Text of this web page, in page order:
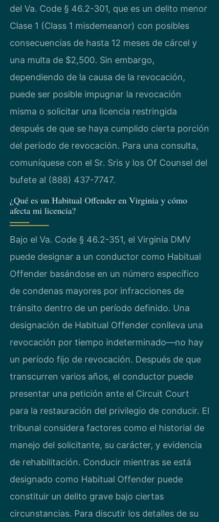
del Va. Code § 46.2-301, que es un delito menor
Clase 1 (Class 1 misdemeanor) con posibles
consecuencias de hasta 12 meses de cárcel y
una multa de $2,500. Sin embargo,
dependiendo de la causa de la revocación,
puede ser posible impugnar la revocación
misma o solicitar una licencia restringida
después de que se haya cumplido cierta porción
del período de revocación. Para una consulta,
comuníquese con el Sr. Sris y los Of Counsel del
bufete al (888) 437-7747.
¿Qué es un Habitual Offender en Virginia y cómo
afecta mi licencia?
Bajo el Va. Code § 46.2-351, el Virginia DMV
puede designar a un conductor como Habitual
Offender basándose en un número específico
de condenas mayores por infracciones de
tránsito dentro de un período definido. Una
designación de Habitual Offender conlleva una
revocación por tiempo indeterminado—no hay
un período fijo de revocación. Después de que
transcurren varios años, el conductor puede
presentar una petición ante el Circuit Court
para la restauración del privilegio de conducir. El
tribunal considera factores como el historial de
manejo del solicitante, su carácter, y evidencia
de rehabilitación. Conducir mientras se está
designado como Habitual Offender puede
constituir un delito grave bajo ciertas
circunstancias. Para discutir los detalles de su